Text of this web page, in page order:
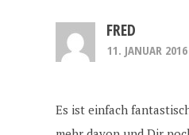
FRED
11. JANUAR
Es ist einfach